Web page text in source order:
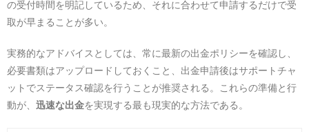
の受付時間を明記しているため、それに合わせて申請するだけで受
取が早まることが多い。
実務的なアドバイスとしては、常に最新の出金ポリシーを確認し、
必要書類はアップロードしておくこと、出金申請後はサポートチャ
ットでステータス確認を行うことが推奨される。これらの準備と行
動が、 迅速な出金を実現する最も現実的な方法である。